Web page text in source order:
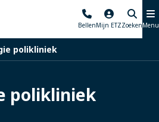
BellenMijn ETZZoekenMenu
polikliniek
polikliniek